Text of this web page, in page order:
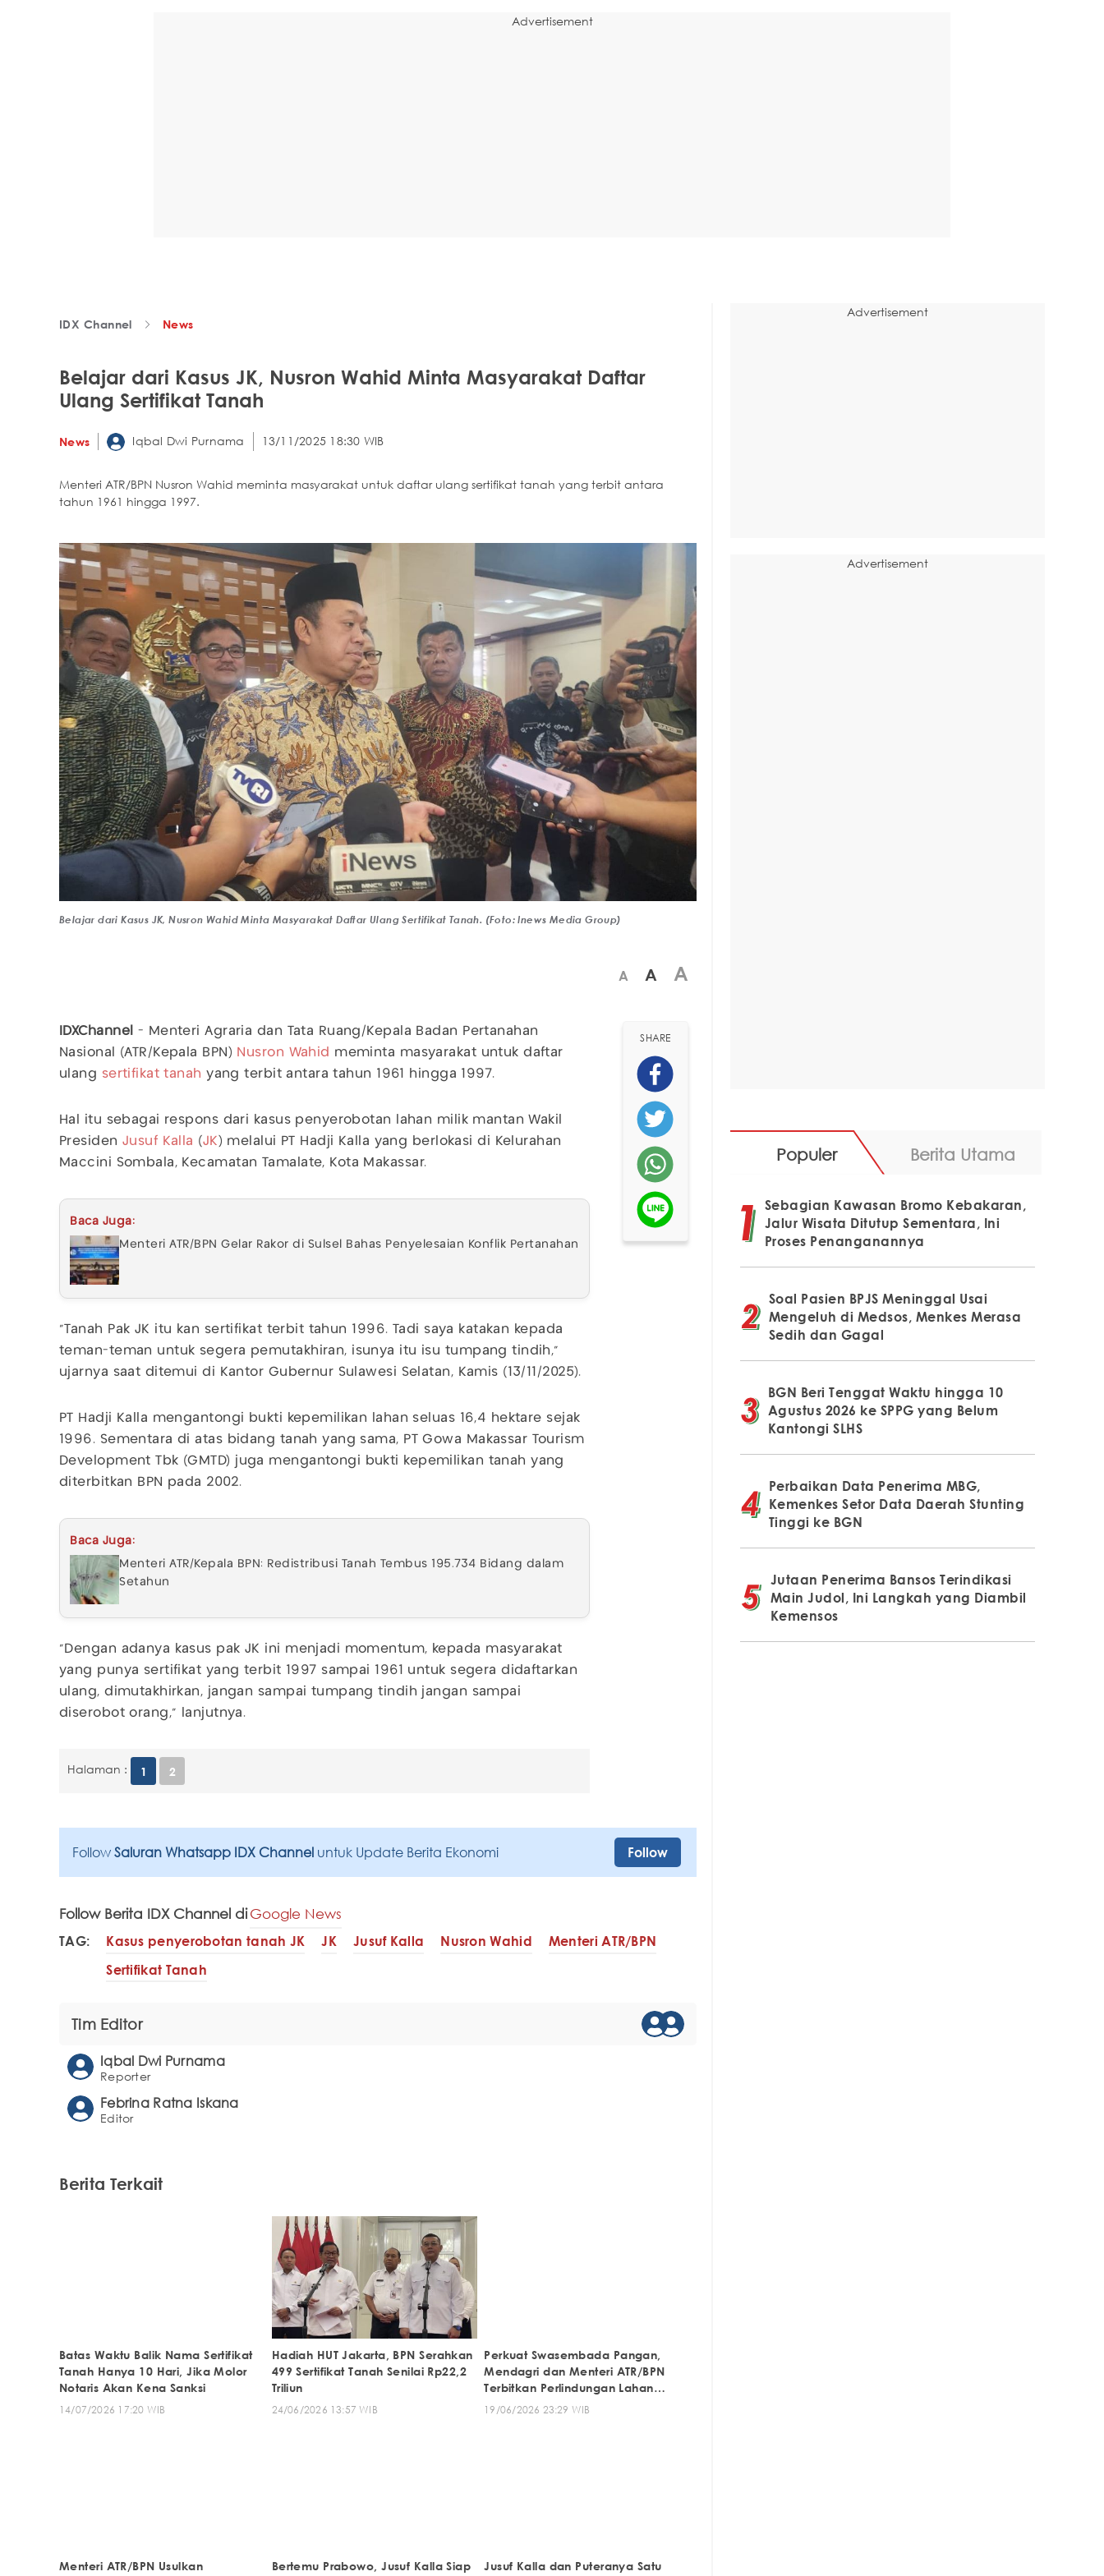
Advertisement
IDX Channel News
Belajar dari Kasus JK, Nusron Wahid Minta Masyarakat Daftar
Ulang Sertifikat Tanah
News Iqbal Dwi Purnama 13/11/2025 18:30 WIB
Menteri ATR/BPN Nusron Wahid meminta masyarakat untuk daftar ulang sertifikat tanah yang terbit antara
tahun 1961 hingga 1997.
Belajar dari Kasus JK, Nusron Wahid Minta Masyarakat Daftar Ulang Sertifikat Tanah. (Foto: Inews Media Group)
A A A
IDXChannel
- Menteri Agraria dan Tata Ruang/Kepala Badan Pertanahan
Nasional (ATR/Kepala BPN) Nusron Wahid meminta masyarakat untuk daftar
ulang sertifikat tanah yang terbit antara tahun 1961 hingga 1997.
Hal itu sebagai respons dari kasus penyerobotan lahan milik mantan Wakil
Presiden Jusuf Kalla (JK ) melalui PT Hadji Kalla yang berlokasi di Kelurahan
Maccini Sombala, Kecamatan Tamalate, Kota Makassar.
Baca Juga:
Menteri ATR/BPN Gelar Rakor di Sulsel Bahas Penyelesaian Konflik Pertanahan
"Tanah Pak JK itu kan sertifikat terbit tahun 1996. Tadi saya katakan kepada
teman-teman untuk segera pemutakhiran, isunya itu isu tumpang tindih,"
ujarnya saat ditemui di Kantor Gubernur Sulawesi Selatan, Kamis (13/11/2025).
PT Hadji Kalla mengantongi bukti kepemilikan lahan seluas 16,4 hektare sejak
1996. Sementara di atas bidang tanah yang sama, PT Gowa Makassar Tourism
Development Tbk (GMTD) juga mengantongi bukti kepemilikan tanah yang
diterbitkan BPN pada 2002.
Baca Juga:
Menteri ATR/Kepala BPN: Redistribusi Tanah Tembus 195.734 Bidang dalam
Setahun
"Dengan adanya kasus pak JK ini menjadi momentum, kepada masyarakat
yang punya sertifikat yang terbit 1997 sampai 1961 untuk segera didaftarkan
ulang, dimutakhirkan, jangan sampai tumpang tindih jangan sampai
diserobot orang," lanjutnya.
Halaman : 1 2
SHARE
Follow Saluran Whatsapp IDX Channel untuk Update Berita Ekonomi Follow
Follow Berita IDX Channel diGoogle News
TAG: Kasus penyerobotan tanah JK JK Jusuf Kalla Nusron Wahid
Menteri ATR/BPN
Sertifikat Tanah
Tim Editor
Iqbal Dwi Purnama
Reporter
Febrina Ratna Iskana
Editor
Berita Terkait
Batas Waktu Balik Nama Sertifikat
Tanah Hanya 10 Hari, Jika Molor
Notaris Akan Kena Sanksi
14/07/2026 17:20 WIB
Hadiah HUT Jakarta, BPN Serahkan
499 Sertifikat Tanah Senilai Rp22,2
Triliun
24/06/2026 13:57 WIB
Perkuat Swasembada Pangan,
Mendagri dan Menteri ATR/BPN
Terbitkan Perlindungan Lahan
Pertanian
19/06/2026 23:29 WIB
Menteri ATR/BPN Usulkan
Bertemu Prabowo, Jusuf Kalla Siap
Jusuf Kalla dan Puteranya Satu
Advertisement
Advertisement
Populer Berita Utama
Sebagian Kawasan Bromo Kebakaran,
Jalur Wisata Ditutup Sementara, Ini
Proses Penanganannya
Soal Pasien BPJS Meninggal Usai
Mengeluh di Medsos, Menkes Merasa
Sedih dan Gagal
BGN Beri Tenggat Waktu hingga 10
Agustus 2026 ke SPPG yang Belum
Kantongi SLHS
Perbaikan Data Penerima MBG,
Kemenkes Setor Data Daerah Stunting
Tinggi ke BGN
Jutaan Penerima Bansos Terindikasi
Main Judol, Ini Langkah yang Diambil
Kemensos